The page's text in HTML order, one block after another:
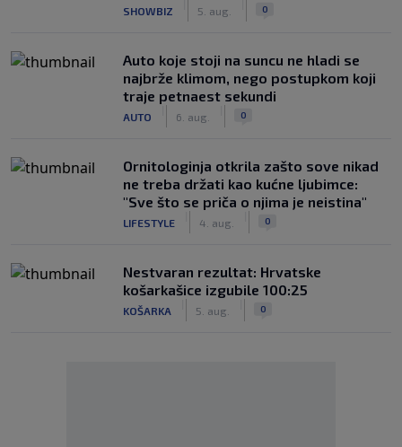
SHOWBIZ 5. aug. 0
Auto koje stoji na suncu ne hladi se
najbrže klimom, nego postupkom koji
traje petnaest sekundi
AUTO 6. aug. 0
Ornitologinja otkrila zašto sove nikad
ne treba držati kao kućne ljubimce:
"Sve što se priča o njima je neistina"
LIFESTYLE 4. aug. 0
Nestvaran rezultat: Hrvatske
košarkašice izgubile 100:25
KOŠARKA 5. aug. 0